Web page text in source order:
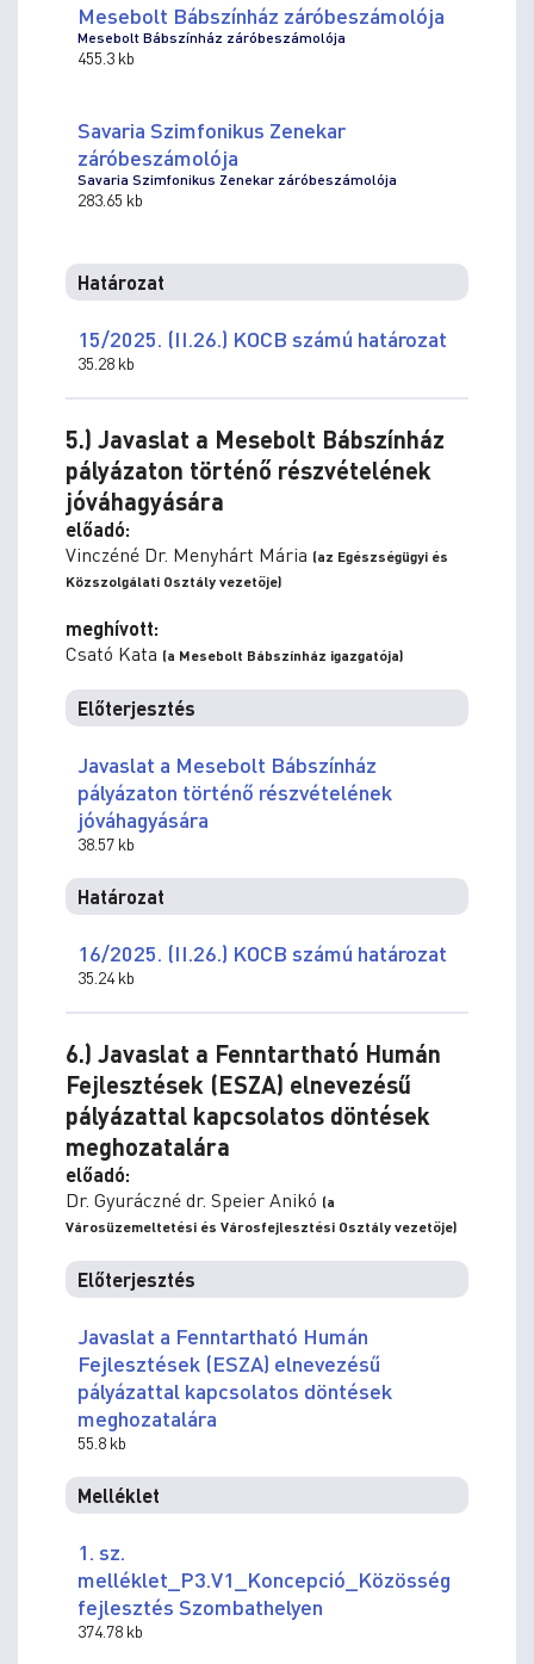
Mesebolt Bábszínház záróbeszámolója
Mesebolt Bábszínház záróbeszámolója
455.3 kb
Savaria Szimfonikus Zenekar
záróbeszámolója
Savaria Szimfonikus Zenekar záróbeszámolója
283.65 kb
Határozat
15/2025. (II.26.) KOCB számú határozat
35.28 kb
5.) Javaslat a Mesebolt Bábszínház
pályázaton történő részvételének
jóváhagyására
előadó:
Vinczéné Dr. Menyhárt Mária (az Egészségügyi és
Közszolgálati Osztály vezetője)
meghívott:
Csató Kata (a Mesebolt Bábszínház igazgatója)
Előterjesztés
Javaslat a Mesebolt Bábszínház
pályázaton történő részvételének
jóváhagyására
38.57 kb
Határozat
16/2025. (II.26.) KOCB számú határozat
35.24 kb
6.) Javaslat a Fenntartható Humán
Fejlesztések (ESZA) elnevezésű
pályázattal kapcsolatos döntések
meghozatalára
előadó:
Dr. Gyuráczné dr. Speier Anikó (a
Városüzemeltetési és Városfejlesztési Osztály vezetője)
Előterjesztés
Javaslat a Fenntartható Humán
Fejlesztések (ESZA) elnevezésű
pályázattal kapcsolatos döntések
meghozatalára
55.8 kb
Melléklet
1. sz.
melléklet_P3.V1_Koncepció_Közösség
fejlesztés Szombathelyen
374.78 kb